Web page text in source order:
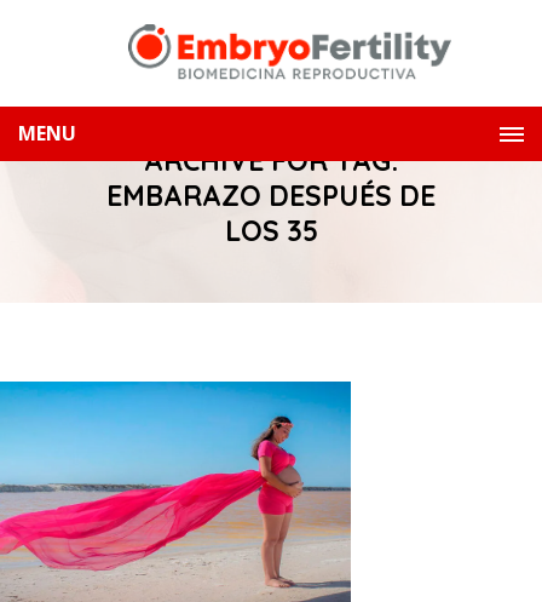
MENU
ARCHIVE FOR TAG:
EMBARAZO DESPUÉS DE
LOS 35